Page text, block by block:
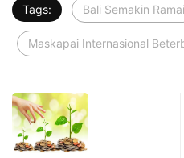
Tags: Bali Semakin Ramai
Maskapai Internasional